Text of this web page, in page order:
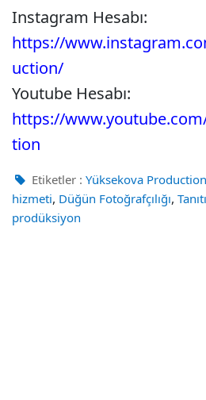
Instagram Hesabı:
https://
uction/
Youtube Hesabı:
https://
tion
Etiketler : Yüksekova Production
hizmeti, Düğün Fotoğrafçılığı,
prodüksiyon